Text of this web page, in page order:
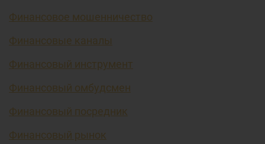
Финансовое мошенничество
Финансовые каналы
Финансовый инструмент
Финансовый омбудсмен
Финансовый посредник
Финансовый рынок